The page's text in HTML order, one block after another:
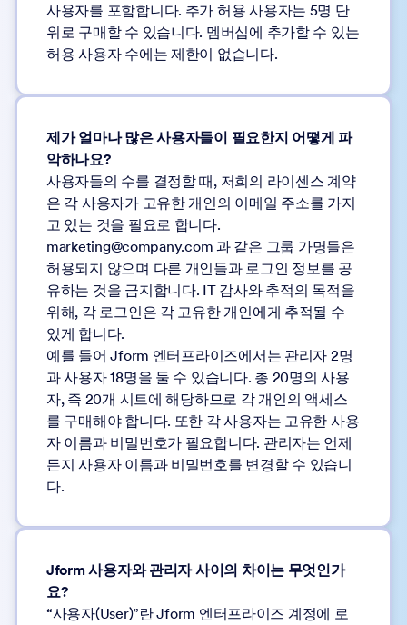
사용자를 포함합니다. 추가 허용 사용자는 5명 단
위로 구매할 수 있습니다. 멤버십에 추가할 수 있는
허용 사용자 수에는 제한이 없습니다.
제가 얼마나 많은 사용자들이 필요한지 어떻게 파
악하나요?
사용자들의 수를 결정할 때, 저희의 라이센스 계약
은 각 사용자가 고유한 개인의 이메일 주소를 가지
고 있는 것을 필요로 합니다.
marketing@company.com 과 같은 그룹 가명들은
허용되지 않으며 다른 개인들과 로그인 정보를 공
유하는 것을 금지합니다. IT 감사와 추적의 목적을
위해, 각 로그인은 각 고유한 개인에게 추적될 수
있게 합니다.
예를 들어 Jform 엔터프라이즈에서는 관리자 2명
과 사용자 18명을 둘 수 있습니다. 총 20명의 사용
자, 즉 20개 시트에 해당하므로 각 개인의 액세스
를 구매해야 합니다. 또한 각 사용자는 고유한 사용
자 이름과 비밀번호가 필요합니다. 관리자는 언제
든지 사용자 이름과 비밀번호를 변경할 수 있습니
다.
Jform 사용자와 관리자 사이의 차이는 무엇인가
요?
“사용자(User)”란 Jform 엔터프라이즈 계정에 로